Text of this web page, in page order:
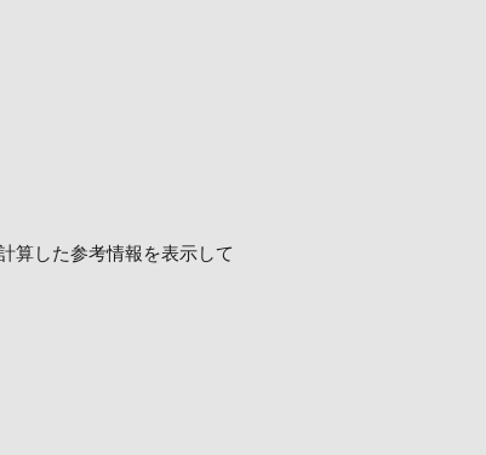
算した参考情報を表示して